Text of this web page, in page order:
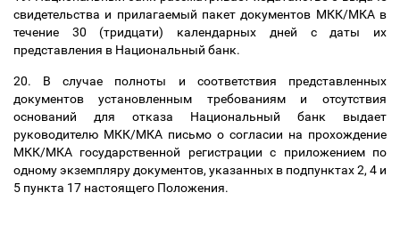
свидетельства и прилагаемый пакет документов МКК/МКА в
течение 30 (тридцати) календарных дней с даты их
представления в Национальный банк.
20. В случае полноты и соответствия представленных
документов установленным требованиям и отсутствия
оснований для отказа Национальный банк выдает
руководителю МКК/МКА письмо о согласии на прохождение
МКК/МКА государственной регистрации с приложением по
одному экземпляру документов, указанных в подпунктах 2, 4 и
5 пункта 17 настоящего Положения.